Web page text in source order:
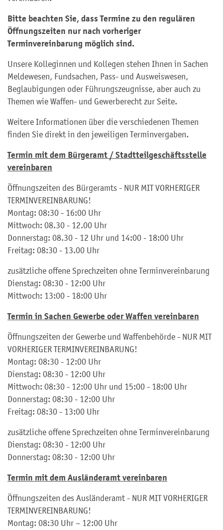
Bitte beachten Sie, dass Termine zu den regulären
Öffnungszeiten nur nach vorheriger
Terminvereinbarung möglich sind.
Unsere Kolleginnen und Kollegen stehen Ihnen in Sachen
Meldewesen, Fundsachen, Pass- und Ausweiswesen,
Beglaubigungen oder Führungszeugnisse, aber auch zu
Themen wie Waffen- und Gewerberecht zur Seite.
Weitere Informationen über die verschiedenen Themen
finden Sie direkt in den jeweiligen Terminvergaben.
Termin mit dem Bürgeramt / Stadtteilgeschäftsstelle
vereinbaren
Öffnungszeiten des Bürgeramts - NUR MIT VORHERIGER
TERMINVEREINBARUNG!
Montag: 08:30 - 16:00 Uhr
Mittwoch: 08.30 - 12.00 Uhr
Donnerstag: 08.30 - 12 Uhr und 14:00 - 18:00 Uhr
Freitag: 08:30 - 13.00 Uhr
zusätzliche offene Sprechzeiten ohne Terminvereinbarung
Dienstag: 08:30 - 12:00 Uhr
Mittwoch: 13:00 - 18:00 Uhr
Termin in Sachen Gewerbe oder Waffen vereinbaren
Öffnungszeiten der Gewerbe und Waffenbehörde - NUR MIT
VORHERIGER TERMINVEREINBARUNG!
Montag: 08:30 - 12:00 Uhr
Dienstag: 08:30 - 12:00 Uhr
Mittwoch: 08:30 - 12:00 Uhr und 15:00 - 18:00 Uhr
Donnerstag: 08:30 - 12:00 Uhr
Freitag: 08:30 - 13:00 Uhr
zusätzliche offene Sprechzeiten ohne Terminvereinbarung
Dienstag: 08:30 - 12:00 Uhr
Donnerstag: 08:30 - 12:00 Uhr
Termin mit dem Ausländeramt vereinbaren
Öffnungszeiten des Ausländeramt - NUR MIT VORHERIGER
TERMINVEREINBARUNG!
Montag: 08:30 Uhr – 12:00 Uhr